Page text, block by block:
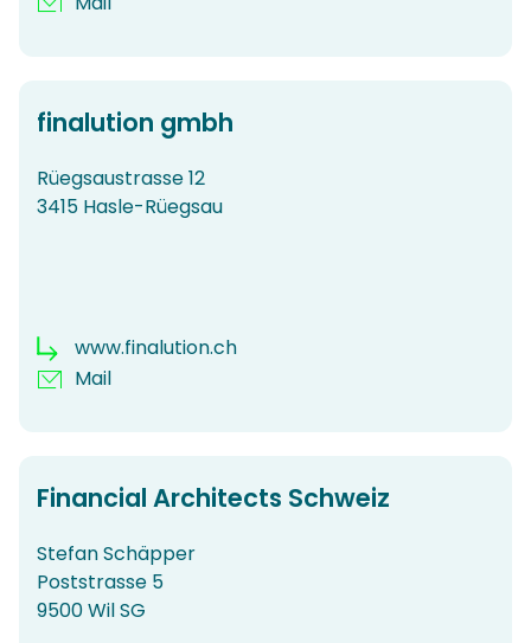
finalution gmbh
Rüegsaustrasse 12
3415 Hasle-Rüegsau
www.finalution.ch
Mail
Financial Architects Schweiz
Stefan Schäpper
Poststrasse 5
9500 Wil SG